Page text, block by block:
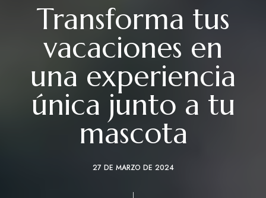
Transforma tus
vacaciones en
una experiencia
única junto a tu
mascota
27 DE MARZO DE 2024